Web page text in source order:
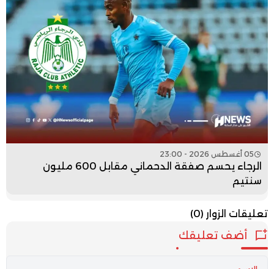
05 أغسطس 2026 - 23:00
الرجاء يحسم صفقة الدحماني مقابل 600 مليون
سنتيم
تعليقات الزوار (0)
أضف تعليقك